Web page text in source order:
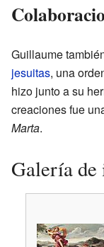
Guillaume
jesuitas, una
hizo junto a su
creaciones fue
Marta.
Galería de